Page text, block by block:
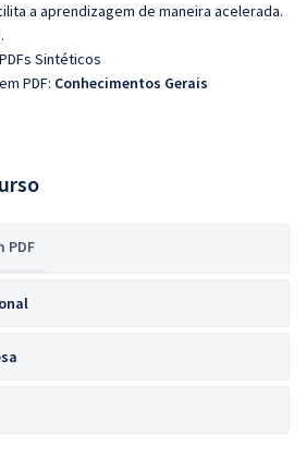
a aprendizagem de maneira acelerada.
Sintéticos
PDF: Conhecimentos Gerais
PDF